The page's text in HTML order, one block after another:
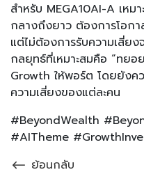
สำหรับ MEGA10AI-A เหม
กลางถึงยาว ต้องการโอกา
แต่ไม่ต้องการรับความเสี่ยง
กลยุทธ์ที่เหมาะสมคือ “ทยอ
Growth ให้พอร์ต โดยยังคว
ความเสี่ยงของแต่ละคน
#BeyondWealth
#AITheme
ย้อนกลับ